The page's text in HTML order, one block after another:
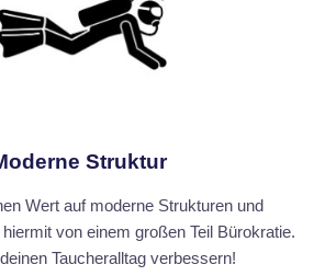
Struktur
Wert auf moderne Strukturen und
von einem großen Teil Bürokratie.
Taucheralltag verbessern!